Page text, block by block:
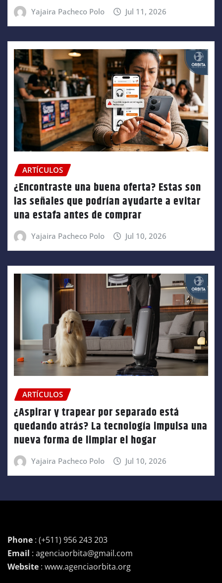
Yajaira Pacheco Polo Jul 11, 2026
ARTÍCULOS
¿Encontraste una buena oferta? Estas son
las señales que podrían ayudarte a evitar
una estafa antes de comprar
Yajaira Pacheco Polo Jul 10, 2026
ARTÍCULOS
¿Aspirar y trapear por separado está
quedando atrás? La tecnología impulsa una
nueva forma de limpiar el hogar
Yajaira Pacheco Polo Jul 10, 2026
Phone : (+511) 956 243 203
Email : agenciaorbita@gmail.com
Website : www.agenciaorbita.org